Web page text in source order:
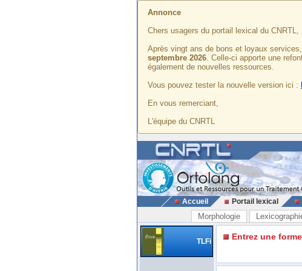
Annonce
Chers usagers du portail lexical du CNRTL,
Après vingt ans de bons et loyaux
septembre 2026. Celle-ci apporte une
également de nouvelles ressources.
Vous pouvez tester la nouvelle version ici :
En vous remerciant,
L'équipe du CNRTL
Accueil Portail lexical
Morphologie
TLFi Entrez une forme